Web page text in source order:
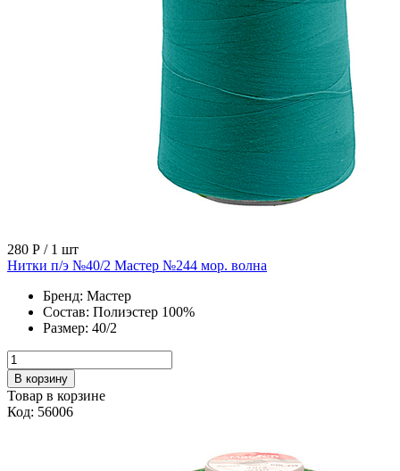
280 Р / 1 шт
Нитки п/э №40/2 Мастер №244 мор. волна
Бренд: Мастер
Состав: Полиэстер 100%
Размер: 40/2
В корзину
Товар в корзине
Код: 56006